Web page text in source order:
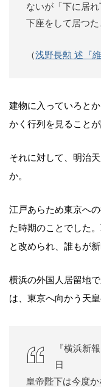
ないが「下に居
下座をして居つた
（浅野長勲 述『
建物に入っていろと
かく行列を見ること
それに対して、明治
か。
江戸あらため東京へ
た時期のことでした
と改められ、誰もが
横浜の外国人居留地
は、東京へ向かう天
『横浜新
日
皇帝陛下は今度